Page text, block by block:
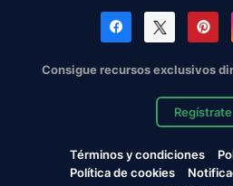
Consigue recursos exclusivos
Regístrate
Términos y condiciones
Política de cookies